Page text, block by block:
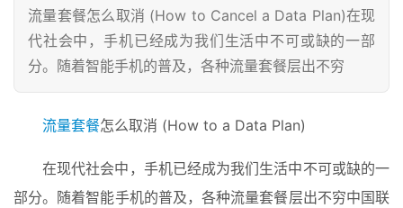
流量套餐怎么取消 (How to Cancel a Data Plan)在现
代社会中，手机已经成为我们生活中不可或缺的一部
分。随着智能手机的普及，各种流量套餐层出不穷
流量套餐怎么取消 (How to a Data Plan)
在现代社会中，手机已经成为我们生活中不可或缺的一
部分。随着智能手机的普及，各种流量套餐层出不穷中国联